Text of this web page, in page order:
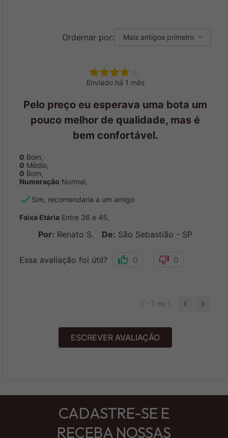
Ordernar por: Mais antigos primeiro
Enviado há 1 mês
Pelo preço eu esperava uma bota um
pouco melhor de qualidade, mas é
bem confortável.
0 Bom,
0 Médio,
0 Bom,
Numeração Normal,
Sim, recomendaria a um amigo
Faixa Etária Entre 36 e 45,
Por: Renato S. De: São Sebastião - SP
Essa avaliação foi útil? 0 0
1 - 1 de 1
ESCREVER AVALIAÇÃO
CADASTRE-SE E
RECEBA NOSSAS